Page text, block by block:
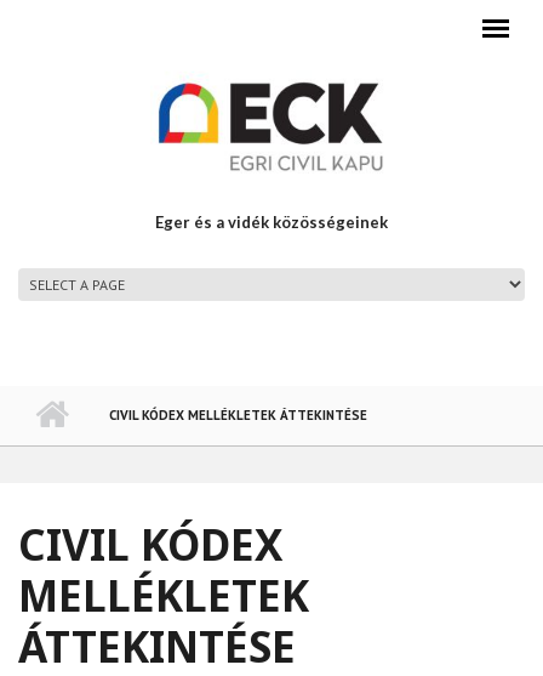
Eger és a vidék közösségeinek
CIVIL KÓDEX MELLÉKLETEK ÁTTEKINTÉSE
CIVIL KÓDEX
MELLÉKLETEK
ÁTTEKINTÉSE